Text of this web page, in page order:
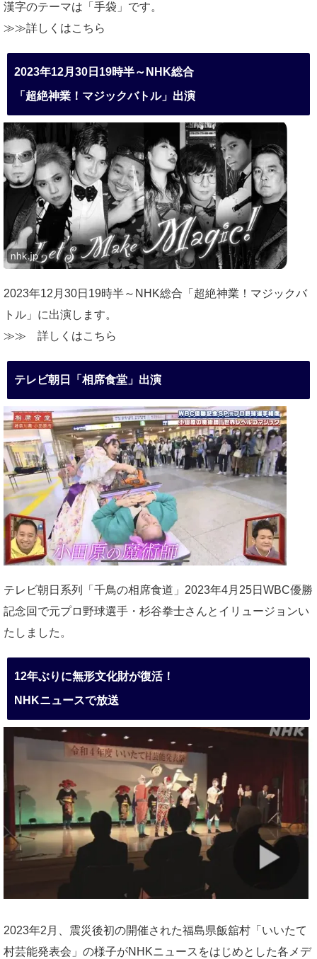
漢字のテーマは「手袋」です。
≫≫詳しくはこちら
2023年12月30日19時半～NHK総合
「超絶神業！マジックバトル」出演
2023年12月30日19時半～NHK総合「超絶神業！マジックバ
トル」に出演します。
≫≫ 詳しくはこちら
テレビ朝日「相席食堂」出演
テレビ朝日系列「千鳥の相席食道」2023年4月25日WBC優勝
記念回で元プロ野球選手・杉谷拳士さんとイリュージョンい
たしました。
12年ぶりに無形文化財が復活！
NHKニュースで放送
2023年2月、震災後初の開催された福島県飯舘村「いいたて
村芸能発表会」の様子がNHKニュースをはじめとした各メデ